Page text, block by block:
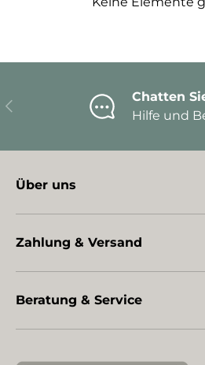
Vorherige
Chatten
Hilfe und
Über uns
Zahlung & Versand
Beratung & Service